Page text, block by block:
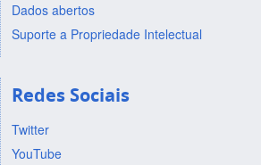
Dados abertos
Suporte a Propriedade Intelectual
Redes Sociais
Twitter
YouTube